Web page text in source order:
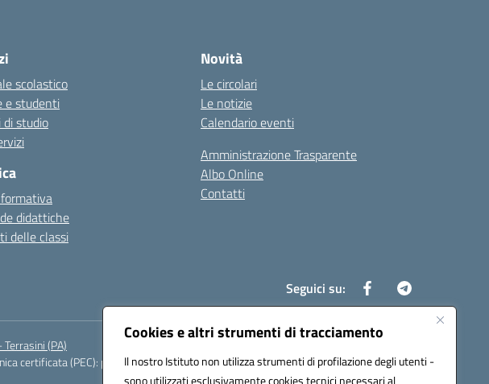
Cookies e altri strumenti di tracciamento
Il nostro Istituto non utilizza strumenti di profilazione degli utenti -
sono utilizzati esclusivamente cookies tecnici necessari al
scolastico
e studenti
di studio
didattiche
delle classi
Novità
Le circolari
Le notizie
Calendario eventi
Amministrazione Trasparente
Albo Online
Contatti
Seguici su:
(PA)
certificata (PEC): paic88700d@pec.istruzione.it